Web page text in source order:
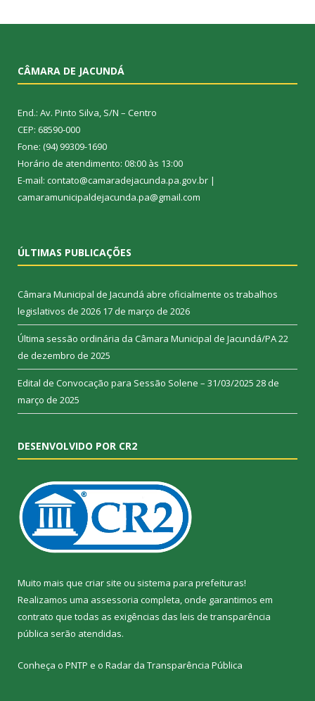
CÂMARA DE JACUNDÁ
End.: Av. Pinto Silva, S/N – Centro
CEP: 68590-000
Fone: (94) 99309-1690
Horário de atendimento: 08:00 às 13:00
E-mail: contato@camaradejacunda.pa.gov.br |
camaramunicipaldejacunda.pa@gmail.com
ÚLTIMAS PUBLICAÇÕES
Câmara Municipal de Jacundá abre oficialmente os trabalhos
legislativos de 2026 17 de março de 2026
Última sessão ordinária da Câmara Municipal de Jacundá/PA22
de dezembro de 2025
Edital de Convocação para Sessão Solene – 31/03/2025 28 de
março de 2025
DESENVOLVIDO POR CR2
Muito mais que criar site ou sistema para prefeituras!
Realizamos uma assessoria completa, onde garantimos em
contrato que todas as exigências das leis de transparência
pública serão atendidas.
Conheça o PNTP e o Radar da Transparência Pública